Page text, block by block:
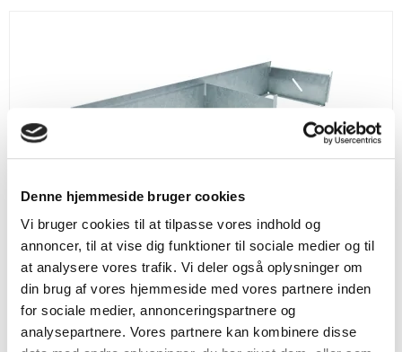
Denne hjemmeside bruger cookies
Vi bruger cookies til at tilpasse vores indhold og
annoncer, til at vise dig funktioner til sociale medier og til
at analysere vores trafik. Vi deler også oplysninger om
din brug af vores hjemmeside med vores partnere inden
for sociale medier, annonceringspartnere og
analysepartnere. Vores partnere kan kombinere disse